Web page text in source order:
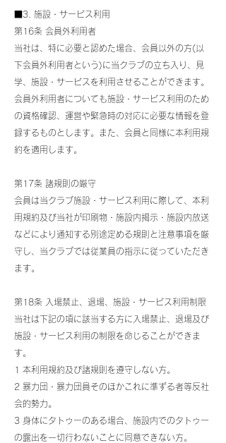
■3. 施設・サービス利用
第16条 会員外利用者
当社は、特に必要と認めた場合、会員以外の方(以
下会員外利用者という)に当クラブの立ち入り、見
学、施設・サービスを利用させることができます。
会員外利用者についても施設・サービス利用のため
の資格確認、運営や緊急時の対応に必要な情報を登
録するものとします。また、会員と同様に本利用規
約を適用します。
第17条 諸規則の厳守
会員は当クラブ施設・サービス利用に際して、本利
用規約及び当社が印刷物・施設内掲示・施設内放送
などにより通知する別途定める規則と注意事項を厳
守し、当クラブでは従業員の指示に従っていただき
ます。
第18条 入場禁止、退場、施設・サービス利用制限
当社は下記の項に該当する方に入場禁止、退場及び
施設・サービス利用の制限を命じることができま
す。
1 本利用規約及び諸規則を遵守しない方。
2 暴力団・暴力団員そのほかこれに準ずる者等反社
会的勢力。
3 身体にタトゥーのある場合、施設内でのタトゥー
の露出を一切行わないことに同意できない方。